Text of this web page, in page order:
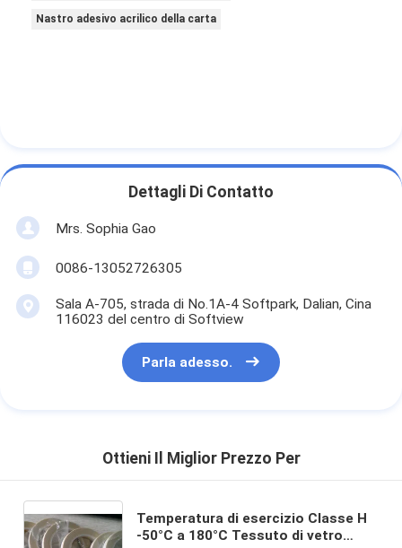
Nastro adesivo acrilico della carta
Dettagli Di Contatto
Mrs. Sophia Gao
0086-13052726305
Sala A-705, strada di No.1A-4 Softpark, Dalian, Cina
116023 del centro di Softview
Parla adesso.
Ottieni Il Miglior Prezzo Per
Temperatura di esercizio Classe H
-50°C a 180°C Tessuto di vetro